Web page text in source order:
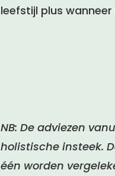
leefstijl plus
NB: De adviezen
holistische insteek.
één worden